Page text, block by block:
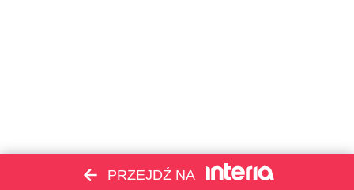
PRZEJDŹ NA